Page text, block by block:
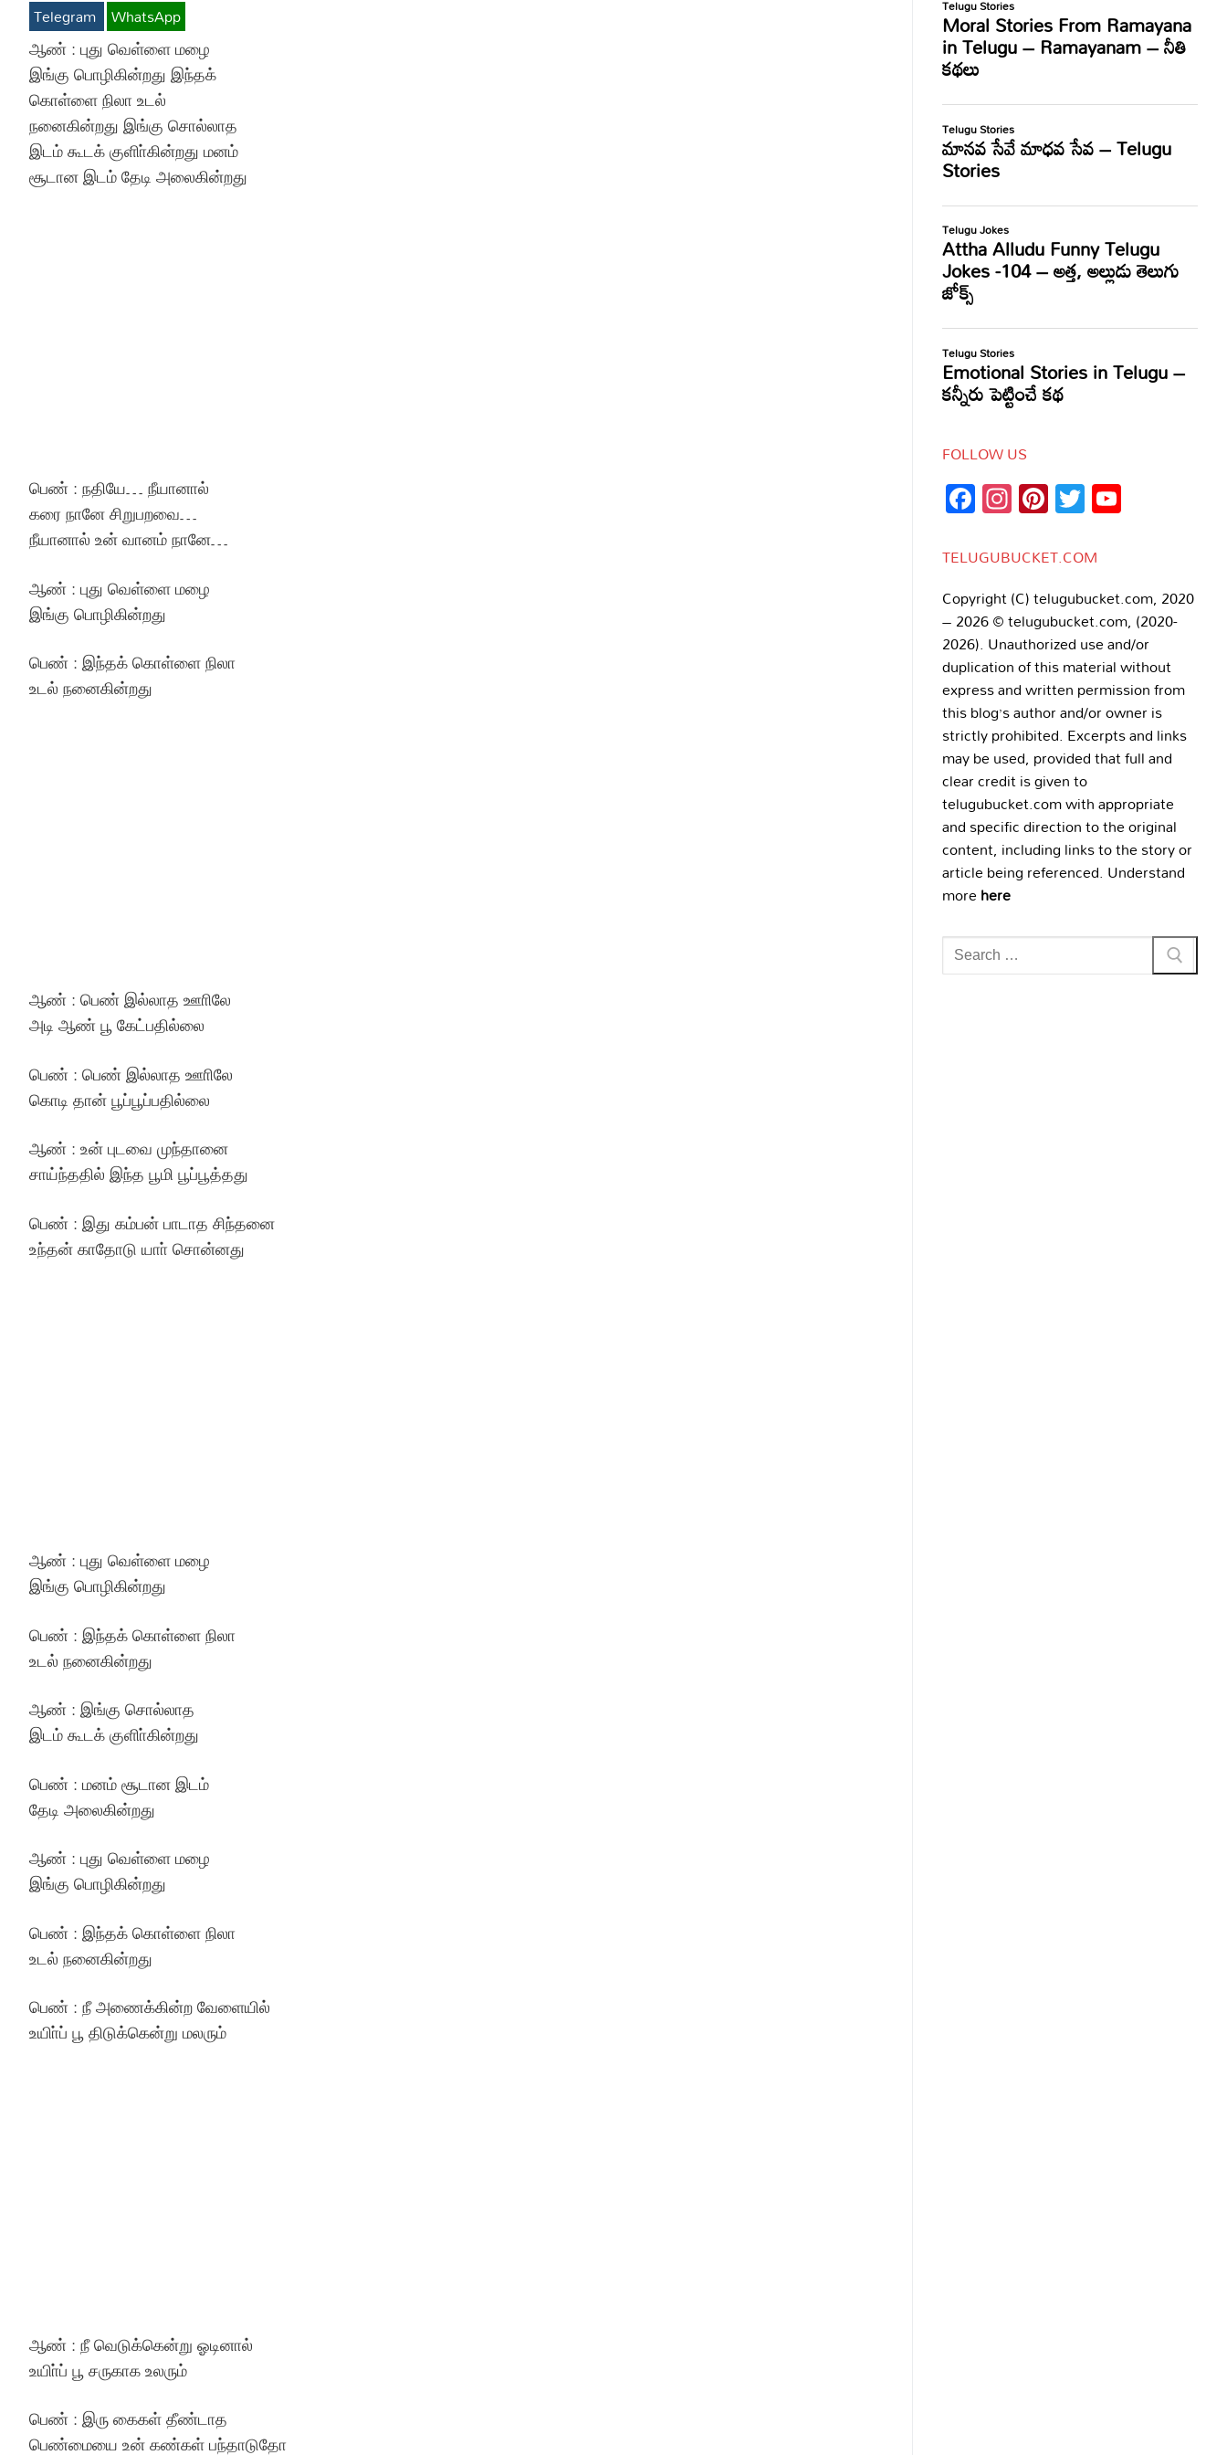
Telegram WhatsApp
ஆண் : புது வெள்ளை மழை
இங்கு பொழிகின்றது இந்தக்
கொள்ளை நிலா உடல்
நனைகின்றது இங்கு சொல்லாத
இடம் கூடக் குளிா்கின்றது மனம்
சூடான இடம் தேடி அலைகின்றது
பெண் : நதியே… நீயானால்
கரை நானே சிறுபறவை…
நீயானால் உன் வானம் நானே…
ஆண் : புது வெள்ளை மழை
இங்கு பொழிகின்றது
பெண் : இந்தக் கொள்ளை நிலா
உடல் நனைகின்றது
ஆண் : பெண் இல்லாத ஊாிலே
அடி ஆண் பூ கேட்பதில்லை
பெண் : பெண் இல்லாத ஊாிலே
கொடி தான் பூப்பூப்பதில்லை
ஆண் : உன் புடவை முந்தானை
சாய்ந்ததில் இந்த பூமி பூப்பூத்தது
பெண் : இது கம்பன் பாடாத சிந்தனை
உந்தன் காதோடு யாா் சொன்னது
ஆண் : புது வெள்ளை மழை
இங்கு பொழிகின்றது
பெண் : இந்தக் கொள்ளை நிலா
உடல் நனைகின்றது
ஆண் : இங்கு சொல்லாத
இடம் கூடக் குளிா்கின்றது
பெண் : மனம் சூடான இடம்
தேடி அலைகின்றது
ஆண் : புது வெள்ளை மழை
இங்கு பொழிகின்றது
பெண் : இந்தக் கொள்ளை நிலா
உடல் நனைகின்றது
பெண் : நீ அணைக்கின்ற வேளையில்
உயிா்ப் பூ திடுக்கென்று மலரும்
ஆண் : நீ வெடுக்கென்று ஓடினால்
உயிா்ப் பூ சருகாக உலரும்
பெண் : இரு கைகள் தீண்டாத
பெண்மையை உன் கண்கள் பந்தாடுதோ
FOLLOW US
Facebook
Instagram
Pinterest
Twitter
TELUGUBUCKET.COM
Copyright (C) telugubucket.com, 2020
– 2026 © telugubucket.com, (2020-
2026). Unauthorized use and/or
duplication of this material without
express and written permission from
this blog’s author and/or owner is
strictly prohibited. Excerpts and links
may be used, provided that full and
clear credit is given to
telugubucket.com with appropriate
and specific direction to the original
content, including links to the story or
article being referenced. Understand
morehere
Search
for: